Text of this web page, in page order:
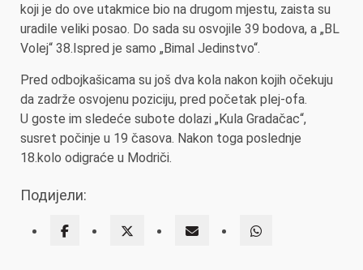
koji je do ove utakmice bio na drugom mjestu, zaista su
uradile veliki posao. Do sada su osvojile 39 bodova, a „BL
Volej“ 38.Ispred je samo „Bimal Jedinstvo“.
Pred odbojkašicama su još dva kola nakon kojih očekuju
da zadrže osvojenu poziciju, pred početak plej-ofa.
U goste im sledeće subote dolazi „Kula Gradačac“,
susret počinje u 19 časova. Nakon toga poslednje
18.kolo odigraće u Modriči.
Подијели: